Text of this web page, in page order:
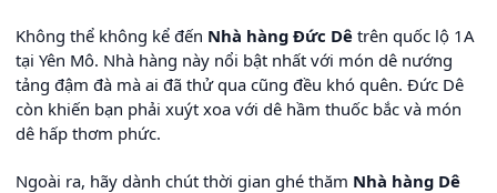
Không thể không kể đến Nhà hàng Đức Dê trên quốc lộ 1A
tại Yên Mô. Nhà hàng này nổi bật nhất với món dê nướng
tảng đậm đà mà ai đã thử qua cũng đều khó quên. Đức Dê
còn khiến bạn phải xuýt xoa với dê hầm thuốc bắc và món
dê hấp thơm phức.
Ngoài ra, hãy dành chút thời gian ghé thăm Nhà hàng Dê